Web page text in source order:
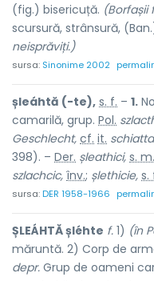
(fig.) bisericuță. (Borfașii
scursură, strânsură,
neisprăviți.)
sursa: Sinonime 2002
șleáhtă (-te), s. f. – 1.
camarilă, grup. Pol.
Geschlecht, cf. it. schiatta
398). – Der. șleathici, s. m.
szlachcic, înv.; șlethicie, s.
sursa:DER 1958-1966
ȘLEÁHTĂ șléhte f. 1) (în
măruntă. 2) Corp de
depr. Grup de oameni